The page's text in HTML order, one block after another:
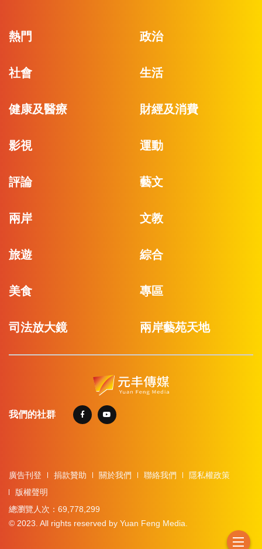
熱門 政治
社會 生活
健康及醫療 財經及消費
影視 運動
評論 藝文
兩岸 文教
旅遊 綜合
美食 專區
司法放大鏡 兩岸藝苑天地
我們的社群
廣告刊登 捐款贊助 關於我們 聯絡我們
隱私權政策
版權聲明
總瀏覽人次：69,778,299
© 2023. All rights reserved by Yuan Feng Media.